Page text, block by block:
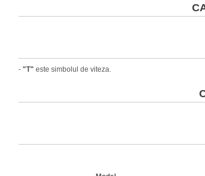
- "T" este simbolul de viteza.